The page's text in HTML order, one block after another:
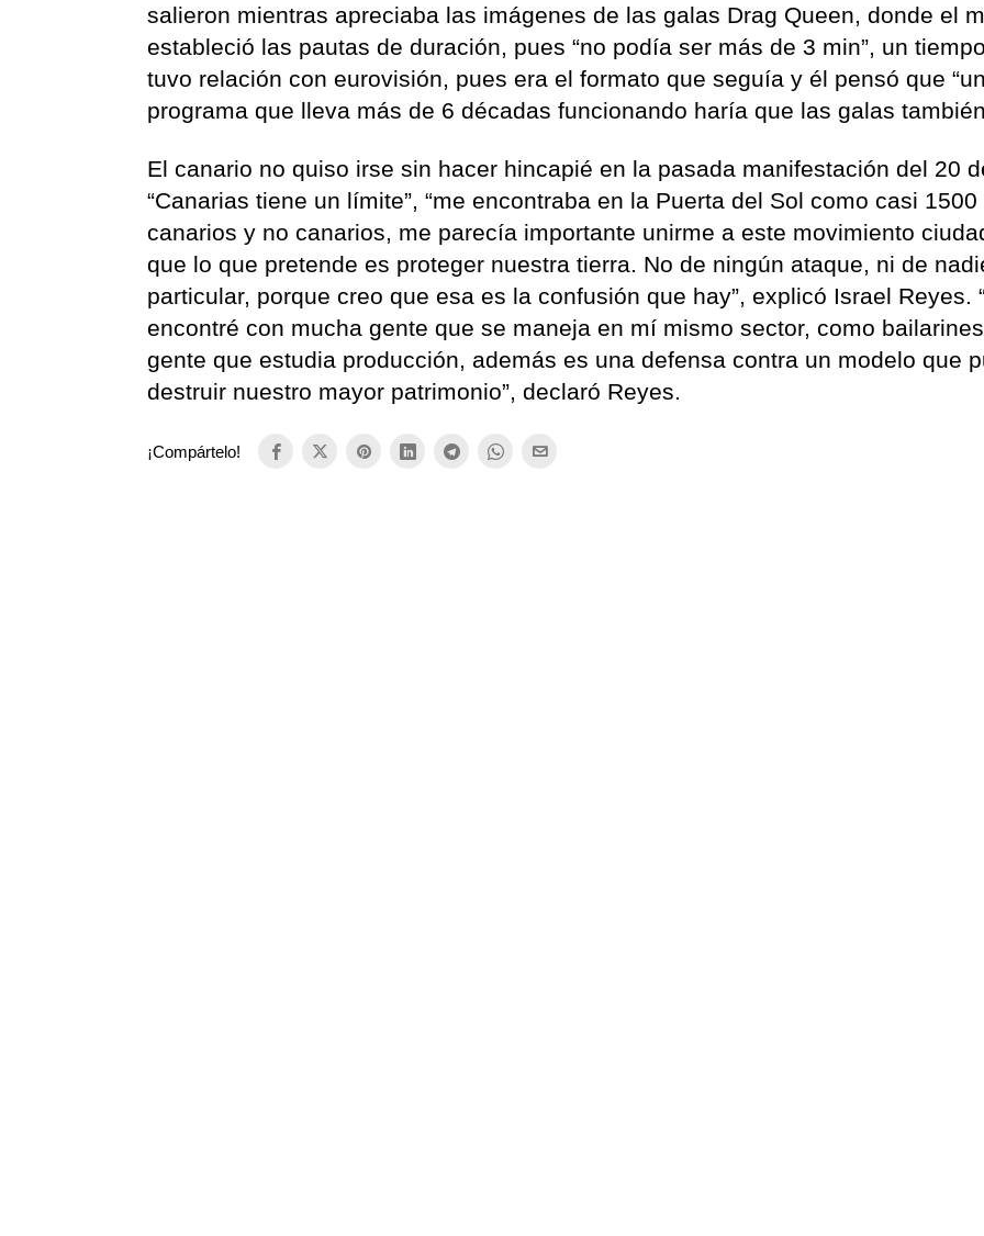
salieron mientras apreciaba las imágenes de las galas Drag Queen, donde el
estableció las pautas de duración, pues “no podía ser más de 3 min”, un
tuvo relación con eurovisión, pues era el formato que seguía y él pensó que “un
programa que lleva más de 6 décadas funcionando haría que las galas
El canario no quiso irse sin hacer hincapié en la pasada manifestación del 20
“Canarias tiene un límite”, “me encontraba en la Puerta del Sol como casi 1500
canarios y no canarios, me parecía importante unirme a este movimiento
que lo que pretende es proteger nuestra tierra. No de ningún ataque, ni de
particular, porque creo que esa es la confusión que hay”, explicó Israel Reyes.
encontré con mucha gente que se maneja en mí mismo sector, como
gente que estudia producción, además es una defensa contra un modelo que
destruir nuestro mayor patrimonio”, declaró Reyes.
¡Compártelo!